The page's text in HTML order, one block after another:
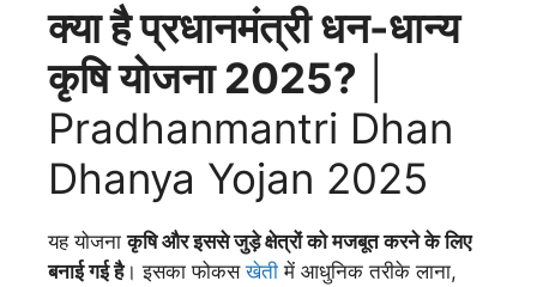
क्या है प्रधानमंत्री धन-धान्य
कृषि योजना 2025?
Pradhanmantri Dhan
Dhanya Yojan 2025
यह योजनाकृषि और इससे जुड़े क्षेत्रों को मजबूत करने के लिए
बनाई गई है। इसका फोकसखेतीमें आधुनिक तरीके लाना,